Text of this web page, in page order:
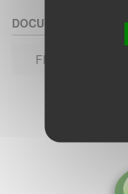
DOCUMENTS
FICHE TECHNIQUE